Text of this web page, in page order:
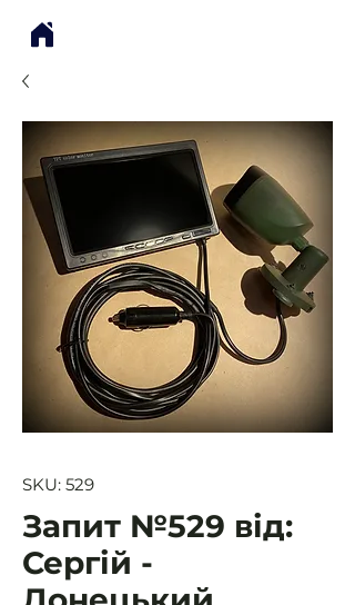
SKU: 529
Запит №529 від:
Сергій -